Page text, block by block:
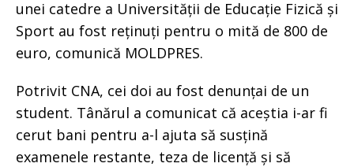
unei catedre a Universității de Educație Fizică și
Sport au fost reținuți pentru o mită de 800 de
euro, comunică MOLDPRES.
Potrivit CNA, cei doi au fost denunțai de un
student. Tânărul a comunicat că aceștia i-ar fi
cerut bani pentru a-l ajuta să susțină
examenele restante, teza de licență și să